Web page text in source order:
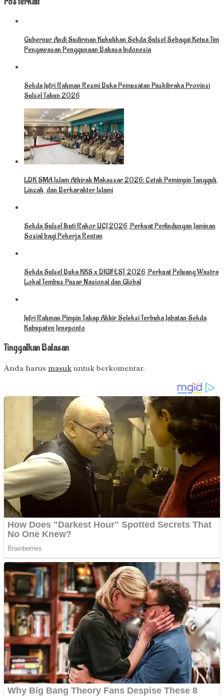
Gubernur Andi Sudirman Kukuhkan Sekda Sulsel Sebagai Ketua Tim
Pengawasan Penggunaan Bahasa Indonesia
Sekda Jufri Rahman Resmi Buka Pemusatan Paskibraka Provinsi
Sulsel Tahun 2026
LDK SMA Islam Athirah Makassar 2026: Cetak Pemimpin Tangguh,
Lincah, dan Berkarakter Islami
Sekda Sulsel Ikuti Rakor UCJ 2026, Perkuat Perlindungan Jaminan
Sosial bagi Pekerja Rentan
Sekda Sulsel Buka KKS x DIGIFEST 2026, Perkuat Peluang Wastra
Lokal Tembus Pasar Nasional dan Global
Jufri Rahman Pimpin Tahap Akhir Seleksi Terbuka Jabatan Sekda
Kabupaten Jeneponto
Tinggalkan Balasan
Anda harus masuk untuk berkomentar.